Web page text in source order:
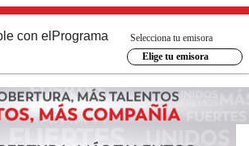
con el Programa
Selecciona tu emisora
Elige tu emisora